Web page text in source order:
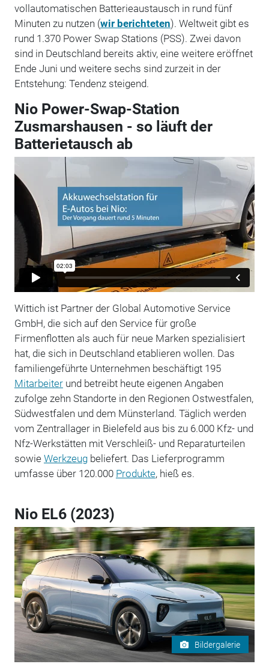
vollautomatischen Batterieaustausch in rund fünf
Minuten zu nutzen (wir berichteten). Weltweit gibt es
rund 1.370 Power Swap Stations (PSS). Zwei davon
sind in Deutschland bereits aktiv, eine weitere eröffnet
Ende Juni und weitere sechs sind zurzeit in der
Entstehung: Tendenz steigend.
Nio Power-Swap-Station
Zusmarshausen - so läuft der
Batterietausch ab
Wittich ist Partner der Global Automotive Service
GmbH, die sich auf den Service für große
Firmenflotten als auch für neue Marken spezialisiert
hat, die sich in Deutschland etablieren wollen. Das
familiengeführte Unternehmen beschäftigt 195
Mitarbeiterund betreibt heute eigenen Angaben
zufolge zehn Standorte in den Regionen Ostwestfalen,
Südwestfalen und dem Münsterland. Täglich werden
vom Zentrallager in Bielefeld aus bis zu 6.000 Kfz- und
Nfz-Werkstätten mit Verschleiß- und Reparaturteilen
sowie Werkzeugbeliefert. Das Lieferprogramm
umfasse über 120.000 Produkte, hieß es.
Nio EL6 (2023)
Bildergalerie